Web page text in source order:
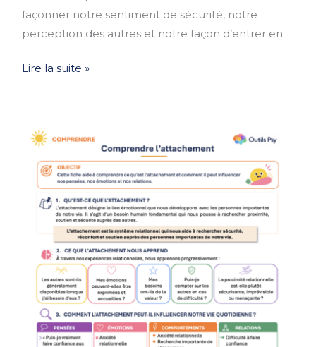
façonner notre sentiment de sécurité, notre
perception des autres et notre façon d’entrer en
Lire la suite »